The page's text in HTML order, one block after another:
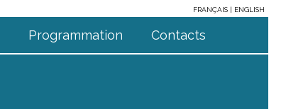
FRANÇAIS
ENGLISH
Programmation Contacts